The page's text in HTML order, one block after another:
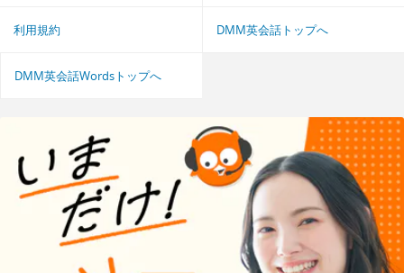
利用規約 DMM英会話トップへ
DMM英会話Wordsトップへ